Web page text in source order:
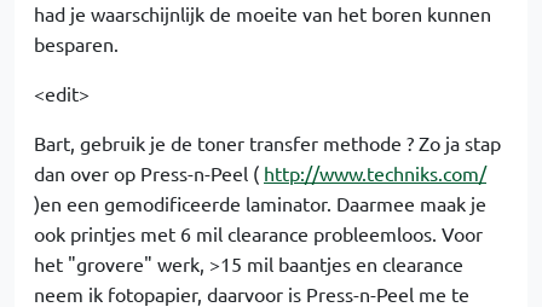
had je waarschijnlijk de moeite van het boren kunnen
besparen.
<edit>
Bart, gebruik je de toner transfer methode ? Zo ja stap
dan over op Press-n-Peel ( http://www.techniks.com/
)en een gemodificeerde laminator. Daarmee maak je
ook printjes met 6 mil clearance probleemloos. Voor
het "grovere" werk, >15 mil baantjes en clearance
neem ik fotopapier, daarvoor is Press-n-Peel me te